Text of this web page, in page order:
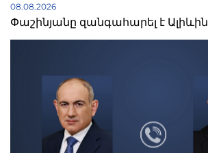
08.08.2026
Փաշինյանը զանգահարել է Ալիևին